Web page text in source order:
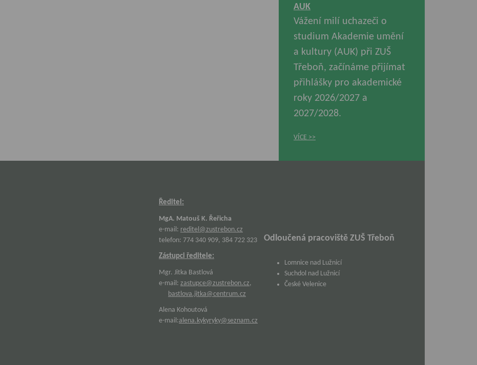
AUK
Vážení milí uchazeči o
studium Akademie umění
a kultury (AUK) při ZUŠ
Třeboň, začínáme přijímat
přihlášky pro akademické
roky 2026/2027 a
2027/2028.
VÍCE
Ředitel:
MgA. Matouš K. Řeřicha
e-mail: reditel@zustrebon.cz
telefon: 774 340 909, 384 722 323
Zástupci ředitele:
Mgr. Jitka Bastlová
e-mail: zastupce@zustrebon.cz,
bastlova.jitka@centrum.cz
Alena Kohoutová
e-mail:alena.kykyryky@seznam.cz
Odloučená pracoviště ZUŠ Třeboň
Lomnice nad Lužnicí
Suchdol nad Lužnicí
České Velenice